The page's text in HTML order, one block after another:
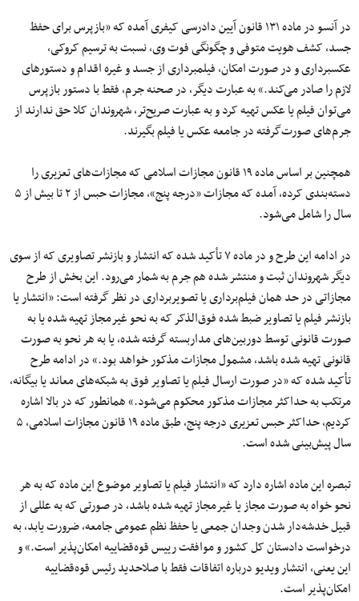
در آنسو در ماده ۱۳۱ قانون آیین دادرسی کیفری آمده که «بازپرس برای حفظ
جسد، کشف هویت متوفی و چگونگی فوت وی، نسبت به ترسیم کروکی،
عکسبرداری و در صورت امکان، فیلمبرداری از جسد و غیره اقدام و دستورهای
لازم را صادر می‌کند.» به عبارت دیگر، در صحنه جرم، فقط با دستور بازپرس
می‌توان فیلم یا عکس تهیه کرد و به عبارت صریح‌تر، شهروندان کلا حق ندارند از
جرم‌های صورت‌گرفته در جامعه عکس یا فیلم بگیرند.
همچنین بر اساس ماده ۱۹ قانون مجازات اسلامی که مجازات‌های تعزیری را
دسته‌بندی کرده، آمده که مجازات «درجه پنج»، مجازات حبس از ۲ تا بیش از ۵
سال را شامل می‌شود.
در ادامه این طرح و در ماده ۷ تأکید شده که انتشار و بازنشر تصاویری که از سوی
دیگر شهروندان ثبت و منتشر شده هم جرم به شمار می‌رود. این بخش از طرح
مجازاتی در حد همان فیلم‌برداری یا تصویربرداری در نظر گرفته است: «انتشار یا
بازنشر فیلم یا تصاویر ضبط‌ شده فوق‌الذکر که به نحو غیرمجاز تهیه شده یا به
صورت قانونی توسط دوربین‌های مداربسته گرفته شده، یا به هر نحو به صورت
قانونی تهیه شده باشد، مشمول مجازات مذکور خواهد بود.» در ادامه طرح
تأکید شده که «در صورت ارسال فیلم یا تصاویر فوق به شبکه‌های معاند یا بیگانه،
مرتکب به حداکثر مجازات مذکور محکوم می‌شود.» همانطور که در بالا اشاره
کردیم، حداکثر حبس تعزیری درجه پنج، طبق ماده ۱۹ قانون مجازات اسلامی، ۵
سال پیش‌بینی شده است.
تبصره این ماده اشاره دارد که «انتشار فیلم یا تصاویر موضوع این ماده که به هر
نحو خواه به صورت مجاز یا غیرمجاز تهیه شده باشد، در صورتی که به عللی از
قبیل خدشه‌دار شدن وجدان جمعی یا حفظ نظم عمومی جامعه، ضرورت یابد، به
درخواست دادستان کل کشور و موافقت رییس قوه‌قضاییه امکان‌پذیر است.» و
این یعنی، انتشار ویدیو درباره اتفاقات فقط با صلاحدید رئیس قوه‌قضاییه
امکان‌پذیر است.